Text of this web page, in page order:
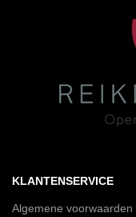
KLANTENSERVICE
Algemene voorwaarden